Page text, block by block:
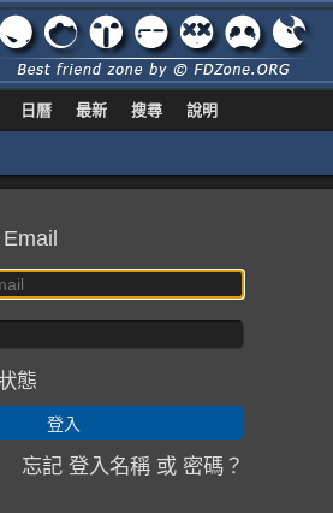
日曆 最新 搜尋 說明
態
忘記 登入名稱 或 密碼？